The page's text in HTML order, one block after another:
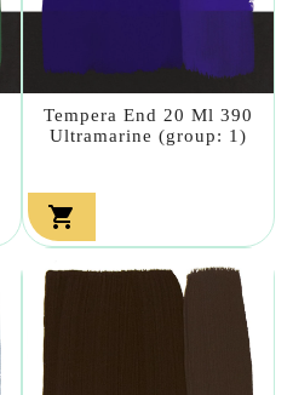
Tempera End 20 Ml 390
Ultramarine (group: 1)
